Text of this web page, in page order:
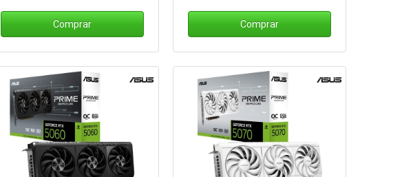
Comprar Comprar